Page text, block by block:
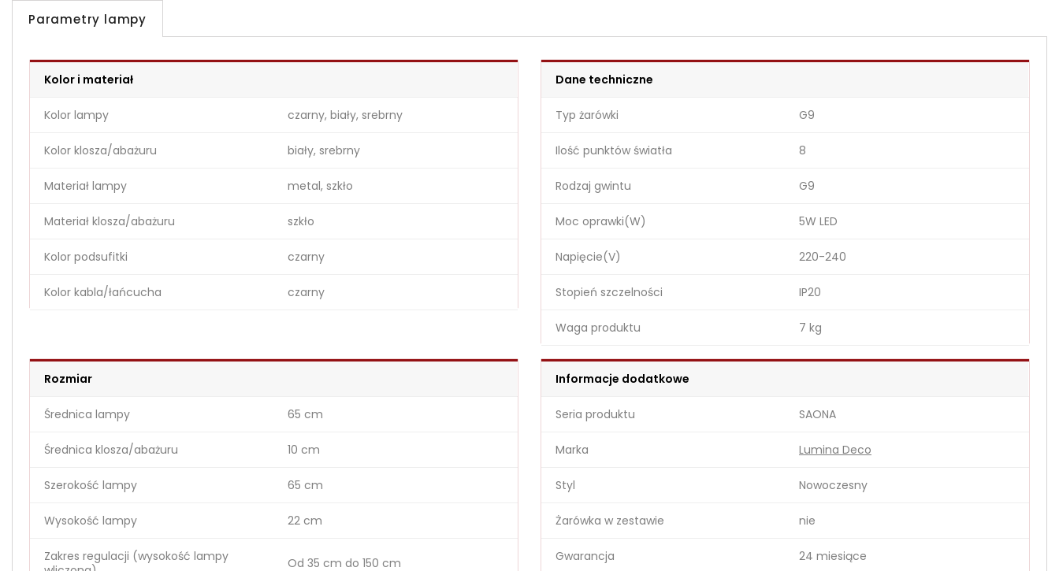
Parametry lampy
Kolor i materiał
Kolor lampy czarny, biały, srebrny
Kolor klosza/abażuru biały, srebrny
Materiał lampy metal, szkło
Materiał klosza/abażuru szkło
Kolor podsufitki czarny
Kolor kabla/łańcucha czarny
Dane techniczne
Typ żarówki G9
Ilość punktów światła 8
Rodzaj gwintu G9
Moc oprawki(W) 5W LED
Napięcie(V) 220-240
Stopień szczelności IP20
Waga produktu 7 kg
Rozmiar
Średnica lampy 65 cm
Średnica klosza/abażuru 10 cm
Szerokość lampy 65 cm
Wysokość lampy 22 cm
Zakres regulacji (wysokość lampy
Od 35 cm do 150 cm
Informacje dodatkowe
Seria produktu SAONA
Marka Lumina Deco
Styl Nowoczesny
Żarówka w zestawie nie
Gwarancja 24 miesiące